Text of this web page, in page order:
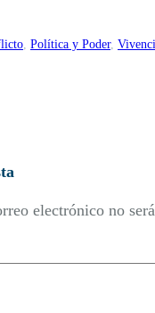
, Política y Poder,
electrónico no